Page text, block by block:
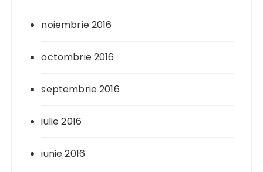
noiembrie 2016
octombrie 2016
septembrie 2016
iulie 2016
iunie 2016